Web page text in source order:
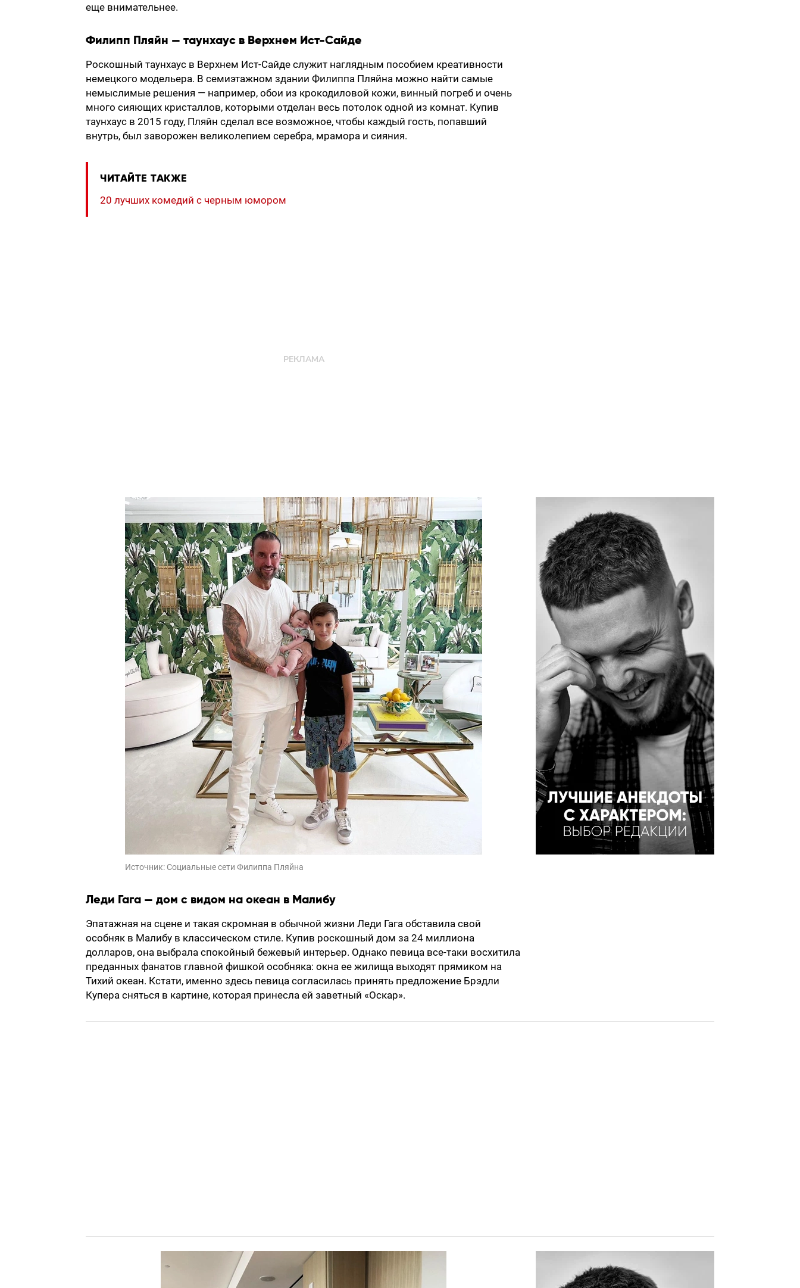
еще внимательнее.
Филипп Пляйн — таунхаус в Верхнем Ист-Сайде
Роскошный таунхаус в Верхнем Ист-Сайде служит наглядным пособием креативности
немецкого модельера. В семиэтажном здании Филиппа Пляйна можно найти самые
немыслимые решения — например, обои из крокодиловой кожи, винный погреб и очень
много сияющих кристаллов, которыми отделан весь потолок одной из комнат. Купив
таунхаус в 2015 году, Пляйн сделал все возможное, чтобы каждый гость, попавший
внутрь, был заворожен великолепием серебра, мрамора и сияния.
ЧИТАЙТЕ ТАКЖЕ
20 лучших комедий с черным юмором
Источник: Социальные сети Филиппа Пляйна
Леди Гага — дом с видом на океан в Малибу
Эпатажная на сцене и такая скромная в обычной жизни Леди Гага обставила свой
особняк в Малибу в классическом стиле. Купив роскошный дом за 24 миллиона
долларов, она выбрала спокойный бежевый интерьер. Однако певица все-таки восхитила
преданных фанатов главной фишкой особняка: окна ее жилища выходят прямиком на
Тихий океан. Кстати, именно здесь певица согласилась принять предложение Брэдли
Купера сняться в картине, которая принесла ей заветный «Оскар».